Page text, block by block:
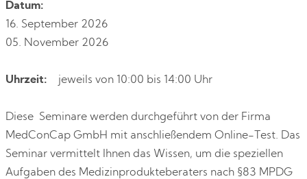
Datum:
16. September 2026
05. November 2026
Uhrzeit: jeweils von 10:00 bis 14:00 Uhr
Diese Seminare werden durchgeführt von der Firma
MedConCap GmbH mit anschließendem Online-Test. Das
Seminar vermittelt Ihnen das Wissen, um die speziellen
Aufgaben des Medizinprodukteberaters nach §83 MPDG